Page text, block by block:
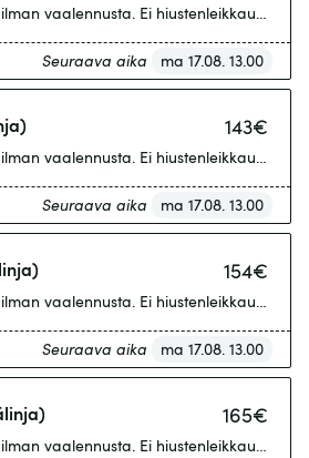
vaalennusta. Ei hiustenleikkausta.
Seuraava aika ma 17.08. 13.00
143€
vaalennusta. Ei hiustenleikkausta.
Seuraava aika ma 17.08. 13.00
154€
vaalennusta. Ei hiustenleikkausta.
Seuraava aika ma 17.08. 13.00
165€
vaalennusta. Ei hiustenleikkausta.